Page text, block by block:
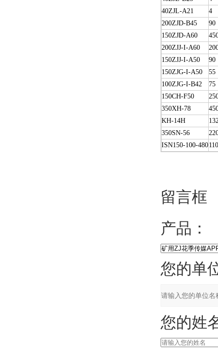
40ZJL-A21
4
200ZJD-B45
90
150ZJD-A60
200ZJJ-I-A60
150ZJJ-I-A50
90
150ZJG-I-A50
55
100ZJG-I-B42
75
150CH-F50
350XH-78
KH-14H
350SN-56
ISN150-100-480110
留言框
产品：
您的单位
您的姓名